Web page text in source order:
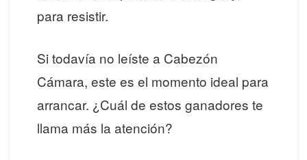
para resistir.
Si todavía no leíste a Cabezón
Cámara, este es el momento ideal para
arrancar. ¿Cuál de estos ganadores te
llama más la atención?